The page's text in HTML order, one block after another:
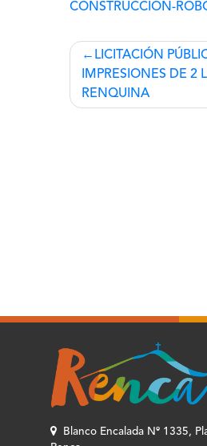
CONSTRUCCION-
Navegación
de
entradas
LICITACIÓN
IMPRESIONES DE 2
RENQUINA
Blanco Encalada Nº 1335,